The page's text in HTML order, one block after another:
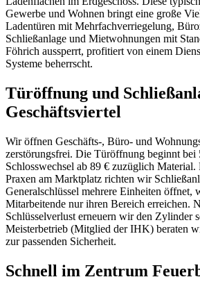
Gewerbe und Wohnen bringt eine große
Ladentüren mit Mehrfachverriegelung,
Schließanlage und Mietwohnungen mit
Föhrich aussperrt, profitiert von einem
Systeme beherrscht.
Türöffnung und
Geschäftsviertel
Wir öffnen Geschäfts-, Büro- und
zerstörungsfrei. Die Türöffnung beginnt bei
Schlosswechsel ab 89 € zuzüglich
Praxen am Marktplatz richten wir
Generalschlüssel mehrere Einheiten öffnet,
Mitarbeitende nur ihren Bereich erreichen.
Schlüsselverlust erneuern wir den Zylinder
Meisterbetrieb (Mitglied der IHK) beraten
zur passenden Sicherheit.
Schnell im Zentrum